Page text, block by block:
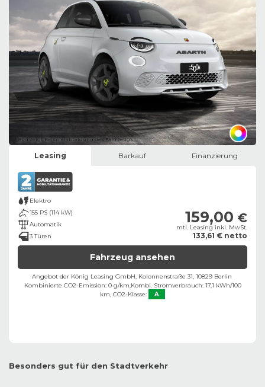
Bild zeigt Beispielabbildung des Fahrzeugs
Leasing Barkauf Finanzierung
Elektro
155 PS (114 kW)
Automatik
3 Türen
159,00 €
mtl. Leasing inkl. MwSt.
133,61 € netto
Fahrzeug ansehen
Angebot der König Leasing GmbH, Kolonnenstraße 31, 10829 Berlin ​
Kombinierte CO2-Emission: 0 g/km,Kombi. Stromverbrauch: 17,1 kWh/100
km, CO2-Klasse: A
Besonders gut für den Stadtverkehr